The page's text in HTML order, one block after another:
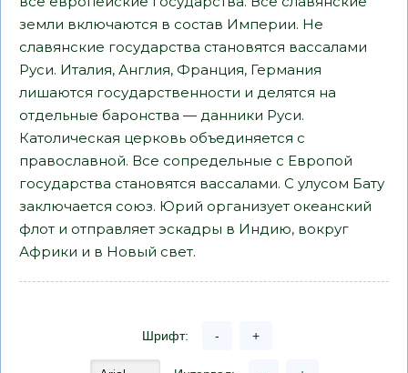
земли включаются в состав Империи. Не
славянские государства становятся вассалами
Руси. Италия, Англия, Франция, Германия
лишаются государственности и делятся на
отдельные баронства — данники Руси.
Католическая церковь объединяется с
православной. Все сопредельные с Европой
государства становятся вассалами. С улусом Бату
заключается союз. Юрий организует океанский
флот и отправляет эскадры в Индию, вокруг
Африки и в Новый свет.
Шрифт: - +